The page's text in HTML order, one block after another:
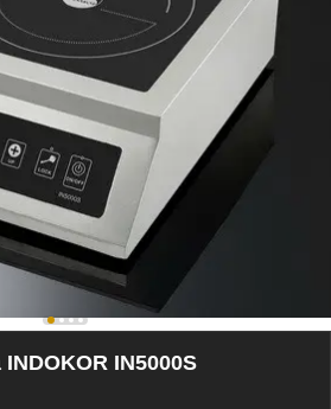
INDOKOR IN5000S